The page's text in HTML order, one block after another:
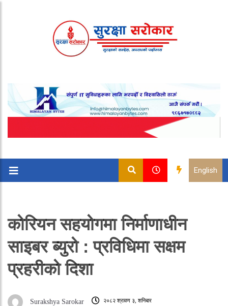
English
कोरियन सहयोगमा निर्माणाधीन
साइबर ब्युरो : प्रविधिमा सक्षम
प्रहरीको दिशा
Surakshya Sarokar २०८२ श्रावण ३, शनिबार